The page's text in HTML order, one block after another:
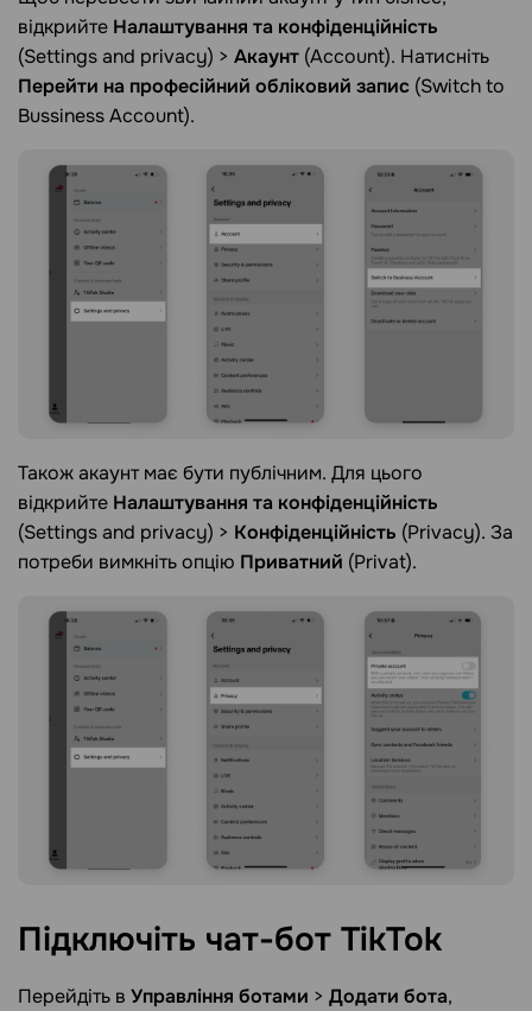
відкрийте Налаштування та конфіденційність
(Settings and privacy) > Акаунт (Account). Натисніть
Перейти на професійний обліковий запис (Switch to
Bussiness Account).
Також акаунт має бути публічним. Для цього
відкрийте Налаштування та конфіденційність
(Settings and privacy) > Конфіденційність (Privacy). За
потреби вимкніть опцію Приватний (Privat).
Підключіть чат-бот TikTok
Перейдіть в Управління ботами > Додати бота,